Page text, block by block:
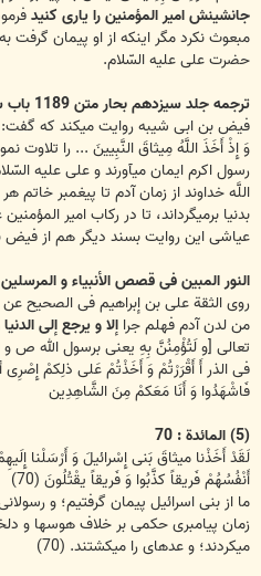
جانشینش امیر المؤمنین را یاری کنید
مبعوث نکرد مگر اینکه از او پیمان
حضرت علی علیه السّلام.
ترجمه جلد سیزدهم بحار متن 1189 باب سی و چهار
فیض بن ابى شیبه روایت می‏کند که
وَ إِذْ أَخَذَ اللَّهُ مِیثاقَ النَّبِیینَ ... را تلاوت
رسول اکرم ایمان می‏آورند و على علیه
اللَّه خداوند از زمان آدم تا پیغمبر خاتم
بدنیا برمیگرداند، تا در رکاب امیر
عیاشى این روایت بسند دیگر هم از
النور المبین فی قصص الأنبیاء و المرسلین 3
روى الثقة علی بن إبراهیم فی الصحیح عن
من لدن آدم فهلم جرا إلا و یرجع إلى
تعالى [و لَتُؤْمِنُنَّ بِهِ یعنی برسول الله ص
فی الذر أَ أَقْرَرْتُمْ وَ أَخَذْتُمْ عَلى‏ ذلِکمْ إِصْرِی
فَاشْهَدُوا وَ أَنَا مَعَکمْ مِنَ الشَّاهِدِین‏
(5) المائدة : 70
لَقَدْ أَخَذْنا میثاقَ بَنی‏ إِسْرائیلَ وَ أَرْسَلْنا
أَنْفُسُهُمْ فَریقاً کذَّبُوا وَ فَریقاً یقْتُلُونَ (70)
ما از بنی اسرائیل پیمان گرفتیم؛ و
زمان پیامبری حکمی بر خلاف هوسها و
می‏کردند؛ و عده‏ای را می‏کشتند. (70)